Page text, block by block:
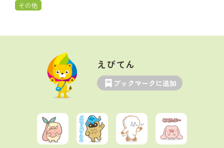
その他
えびてん
ブックマークに追加